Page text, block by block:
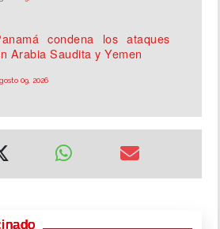
condena los ataques
Arabia Saudita y Yemen
09, 2026